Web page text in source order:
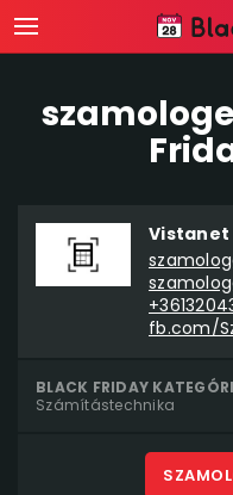
Vistanet
BLACK FRIDAY
Számítástechnika